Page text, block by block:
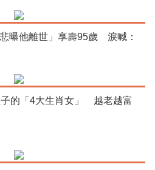
曝他離世」享壽95歲 淚喊：
的「4大生肖女」 越老越富